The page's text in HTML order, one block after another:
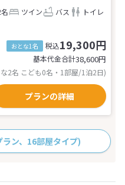
ツイン バス
トイレ
おとな1名 税込19,300円
基本代金合計38,600円
2名 こども0名・1部屋/1泊2日)
プランの詳細
ラン、16部屋タイプ)